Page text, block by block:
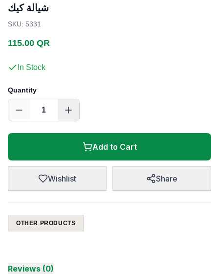
شيالة كيك
SKU: 5331
115.00 QR
In Stock
Quantity
1
Add to Cart
Wishlist Share
OTHER PRODUCTS
Reviews (0)